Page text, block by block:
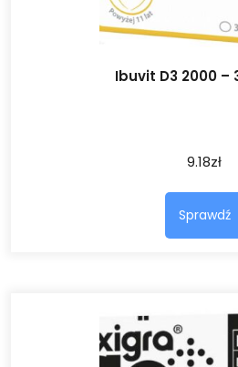
Ibuvit D3 2000 –
9.18zł
Sprawdź